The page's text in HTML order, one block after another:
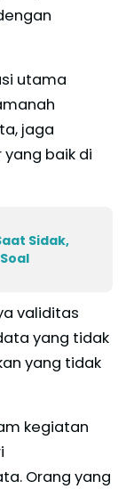
utama
jaga
baik di
Sidak,
validitas
yang tidak
yang tidak
kegiatan
Orang yang